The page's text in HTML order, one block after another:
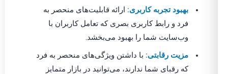
بهبود تجربه کاربری: ارائه قابلیت‌های منحصر به
فرد و رابط کاربری بصری که تعامل کاربران با
وب‌سایت شما را بهبود می‌بخشد.
مزیت رقابتی: با داشتن ویژگی‌های منحصر به فرد
که رقبای شما ندارند، می‌توانید در بازار متمایز